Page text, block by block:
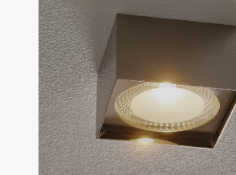
slutningen
af
billedgalleriet